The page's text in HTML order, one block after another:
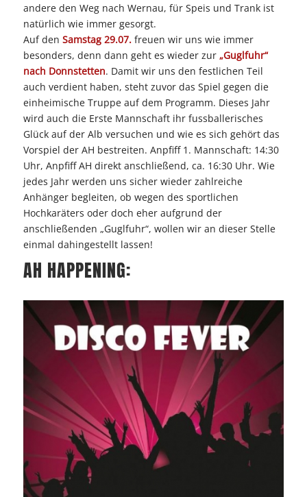
andere den Weg nach Wernau, für Speis und Trank ist
natürlich wie immer gesorgt.
Auf den Samstag 29.07.freuen wir uns wie immer
besonders, denn dann geht es wieder zur „Guglfuhr“
nach Donnstetten. Damit wir uns den festlichen Teil
auch verdient haben, steht zuvor das Spiel gegen die
einheimische Truppe auf dem Programm. Dieses Jahr
wird auch die Erste Mannschaft ihr fussballerisches
Glück auf der Alb versuchen und wie es sich gehört das
Vorspiel der AH bestreiten. Anpfiff 1. Mannschaft: 14:30
Uhr, Anpfiff AH direkt anschließend, ca. 16:30 Uhr. Wie
jedes Jahr werden uns sicher wieder zahlreiche
Anhänger begleiten, ob wegen des sportlichen
Hochkaräters oder doch eher aufgrund der
anschließenden „Guglfuhr“, wollen wir an dieser Stelle
einmal dahingestellt lassen!
AH HAPPENING: